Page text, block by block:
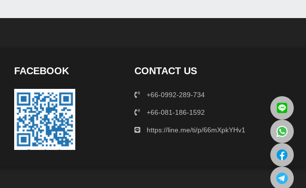
FACEBOOK CONTACT US
+66-0992-289-734
+66-081-186-1592
https://line.me/ti/p/66mXpkYHv1